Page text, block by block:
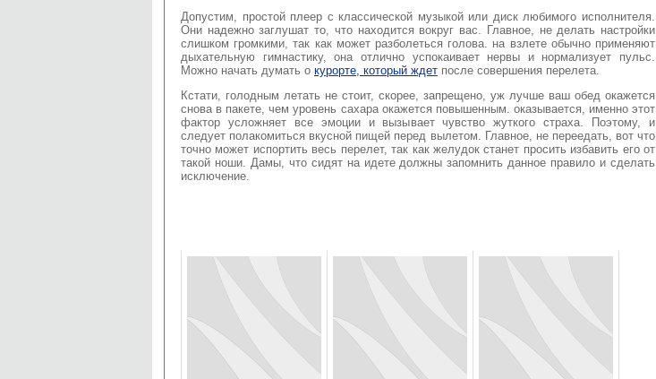
Допустим, простой плеер с классической музыкой или диск любимого исполнителя.
Они надежно заглушат то, что находится вокруг вас. Главное, не делать настройки
слишком громкими, так как может разболеться голова. на взлете обычно применяют
дыхательную гимнастику, она отлично успокаивает нервы и нормализует пульс.
Можно начать думать о курорте, который ждет после совершения перелета.
Кстати, голодным летать не стоит, скорее, запрещено, уж лучше ваш обед окажется
снова в пакете, чем уровень сахара окажется повышенным. оказывается, именно этот
фактор усложняет все эмоции и вызывает чувство жуткого страха. Поэтому, и
следует полакомиться вкусной пищей перед вылетом. Главное, не переедать, вот что
точно может испортить весь перелет, так как желудок станет просить избавить его от
такой ноши. Дамы, что сидят на идете должны запомнить данное правило и сделать
исключение.